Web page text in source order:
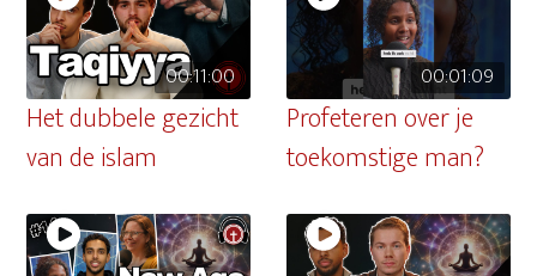
00:11:00
Het dubbele gezicht
van de islam
00:01:09
Profeteren over je
toekomstige man?